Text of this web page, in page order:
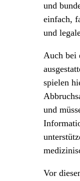
und
einfach,
und
Auch bei
spielen
und
Vor